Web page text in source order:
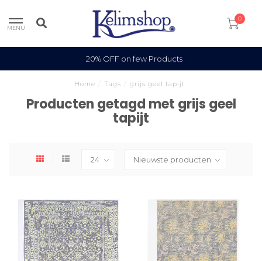
MENU
0
20% OFF on few Products
Home Tags grijs geel tapijt
Producten getagd met grijs geel
tapijt